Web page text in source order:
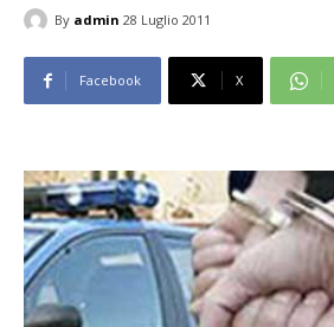
By admin 28 Luglio 2011
Facebook X